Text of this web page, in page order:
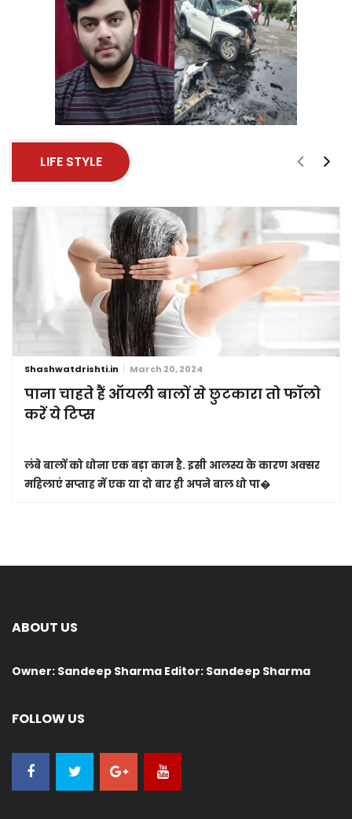
LIFE STYLE
Shashwatdrishti.in March 20, 2024
पाना चाहते हैं ऑयली बालों से छुटकारा तो फॉलो
करें ये टिप्स
लंबे बालों को धोना एक बड़ा काम है. इसी आलस्य के कारण अक्सर
महिलाएं सप्ताह में एक या दो बार ही अपने बाल धो पा�
ABOUT US
Owner: Sandeep Sharma Editor: Sandeep Sharma
FOLLOW US